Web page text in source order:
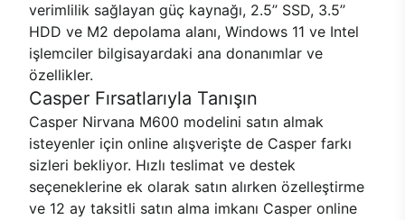
verimlilik sağlayan güç kaynağı, 2.5’’ SSD, 3.5’’
HDD ve M2 depolama alanı, Windows 11 ve Intel
işlemciler bilgisayardaki ana donanımlar ve
özellikler.
Casper Fırsatlarıyla Tanışın
Casper Nirvana M600 modelini satın almak
isteyenler için online alışverişte de Casper farkı
sizleri bekliyor. Hızlı teslimat ve destek
seçeneklerine ek olarak satın alırken özelleştirme
ve 12 ay taksitli satın alma imkanı Casper online